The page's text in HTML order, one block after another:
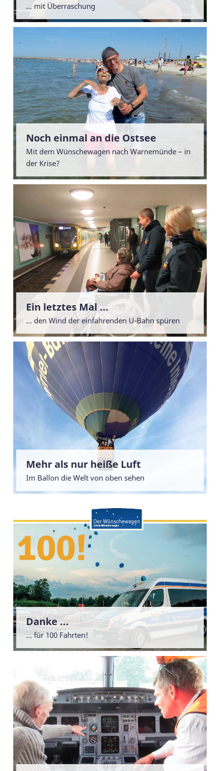
... mit Überraschung
Noch einmal an die Ostsee
Mit dem Wünschewagen nach Warnemünde – in
der Krise?
Ein letztes Mal ...
... den Wind der einfahrenden U-Bahn spüren
Mehr als nur heiße Luft
Im Ballon die Welt von oben sehen
Danke ...
... für 100 Fahrten!